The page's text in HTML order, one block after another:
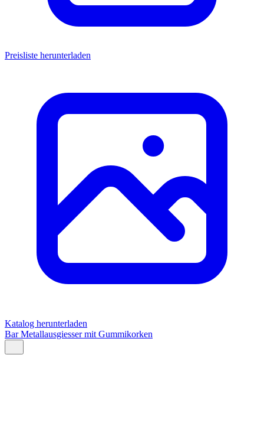
Preisliste herunterladen
Katalog herunterladen
Bar Metallausgiesser mit Gummikorken